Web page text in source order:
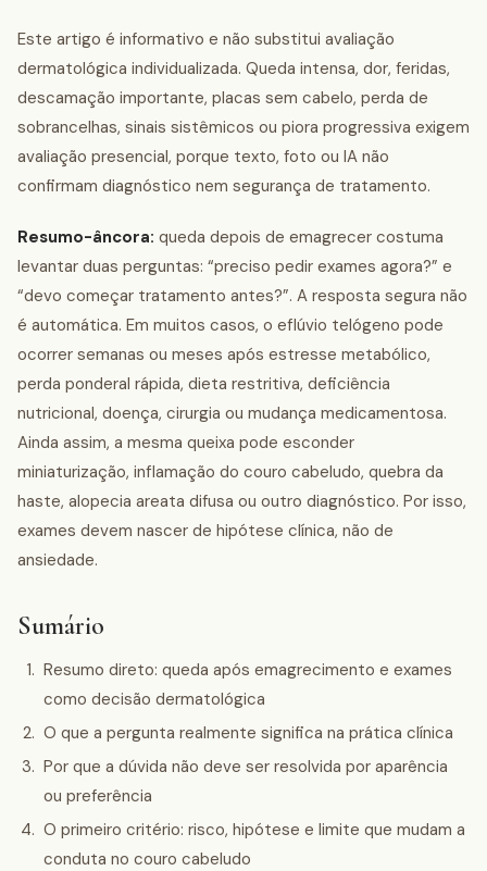
Este artigo é informativo e não substitui avaliação
dermatológica individualizada. Queda intensa, dor, feridas,
descamação importante, placas sem cabelo, perda de
sobrancelhas, sinais sistêmicos ou piora progressiva exigem
avaliação presencial, porque texto, foto ou IA não
confirmam diagnóstico nem segurança de tratamento.
Resumo-âncora: queda depois de emagrecer costuma
levantar duas perguntas: “preciso pedir exames agora?” e
“devo começar tratamento antes?”. A resposta segura não
é automática. Em muitos casos, o eflúvio telógeno pode
ocorrer semanas ou meses após estresse metabólico,
perda ponderal rápida, dieta restritiva, deficiência
nutricional, doença, cirurgia ou mudança medicamentosa.
Ainda assim, a mesma queixa pode esconder
miniaturização, inflamação do couro cabeludo, quebra da
haste, alopecia areata difusa ou outro diagnóstico. Por isso,
exames devem nascer de hipótese clínica, não de
ansiedade.
Sumário
Resumo direto: queda após emagrecimento e exames
como decisão dermatológica
O que a pergunta realmente significa na prática clínica
Por que a dúvida não deve ser resolvida por aparência
ou preferência
O primeiro critério: risco, hipótese e limite que mudam a
conduta no couro cabeludo